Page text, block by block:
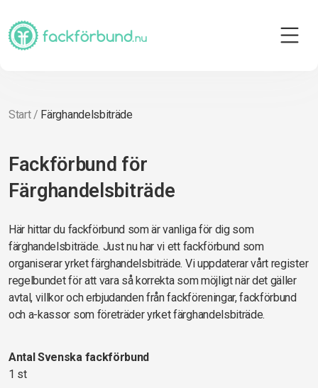
Start/ Färghandelsbiträde
Fackförbund för
Färghandelsbiträde
Här hittar du fackförbund som är vanliga för dig som
färghandelsbiträde. Just nu har vi ett fackförbund som
organiserar yrket färghandelsbiträde. Vi uppdaterar vårt register
regelbundet för att vara så korrekta som möjligt när det gäller
avtal, villkor och erbjudanden från fackföreningar, fackförbund
och a-kassor som företräder yrket färghandelsbiträde.
Antal Svenska fackförbund
1 st